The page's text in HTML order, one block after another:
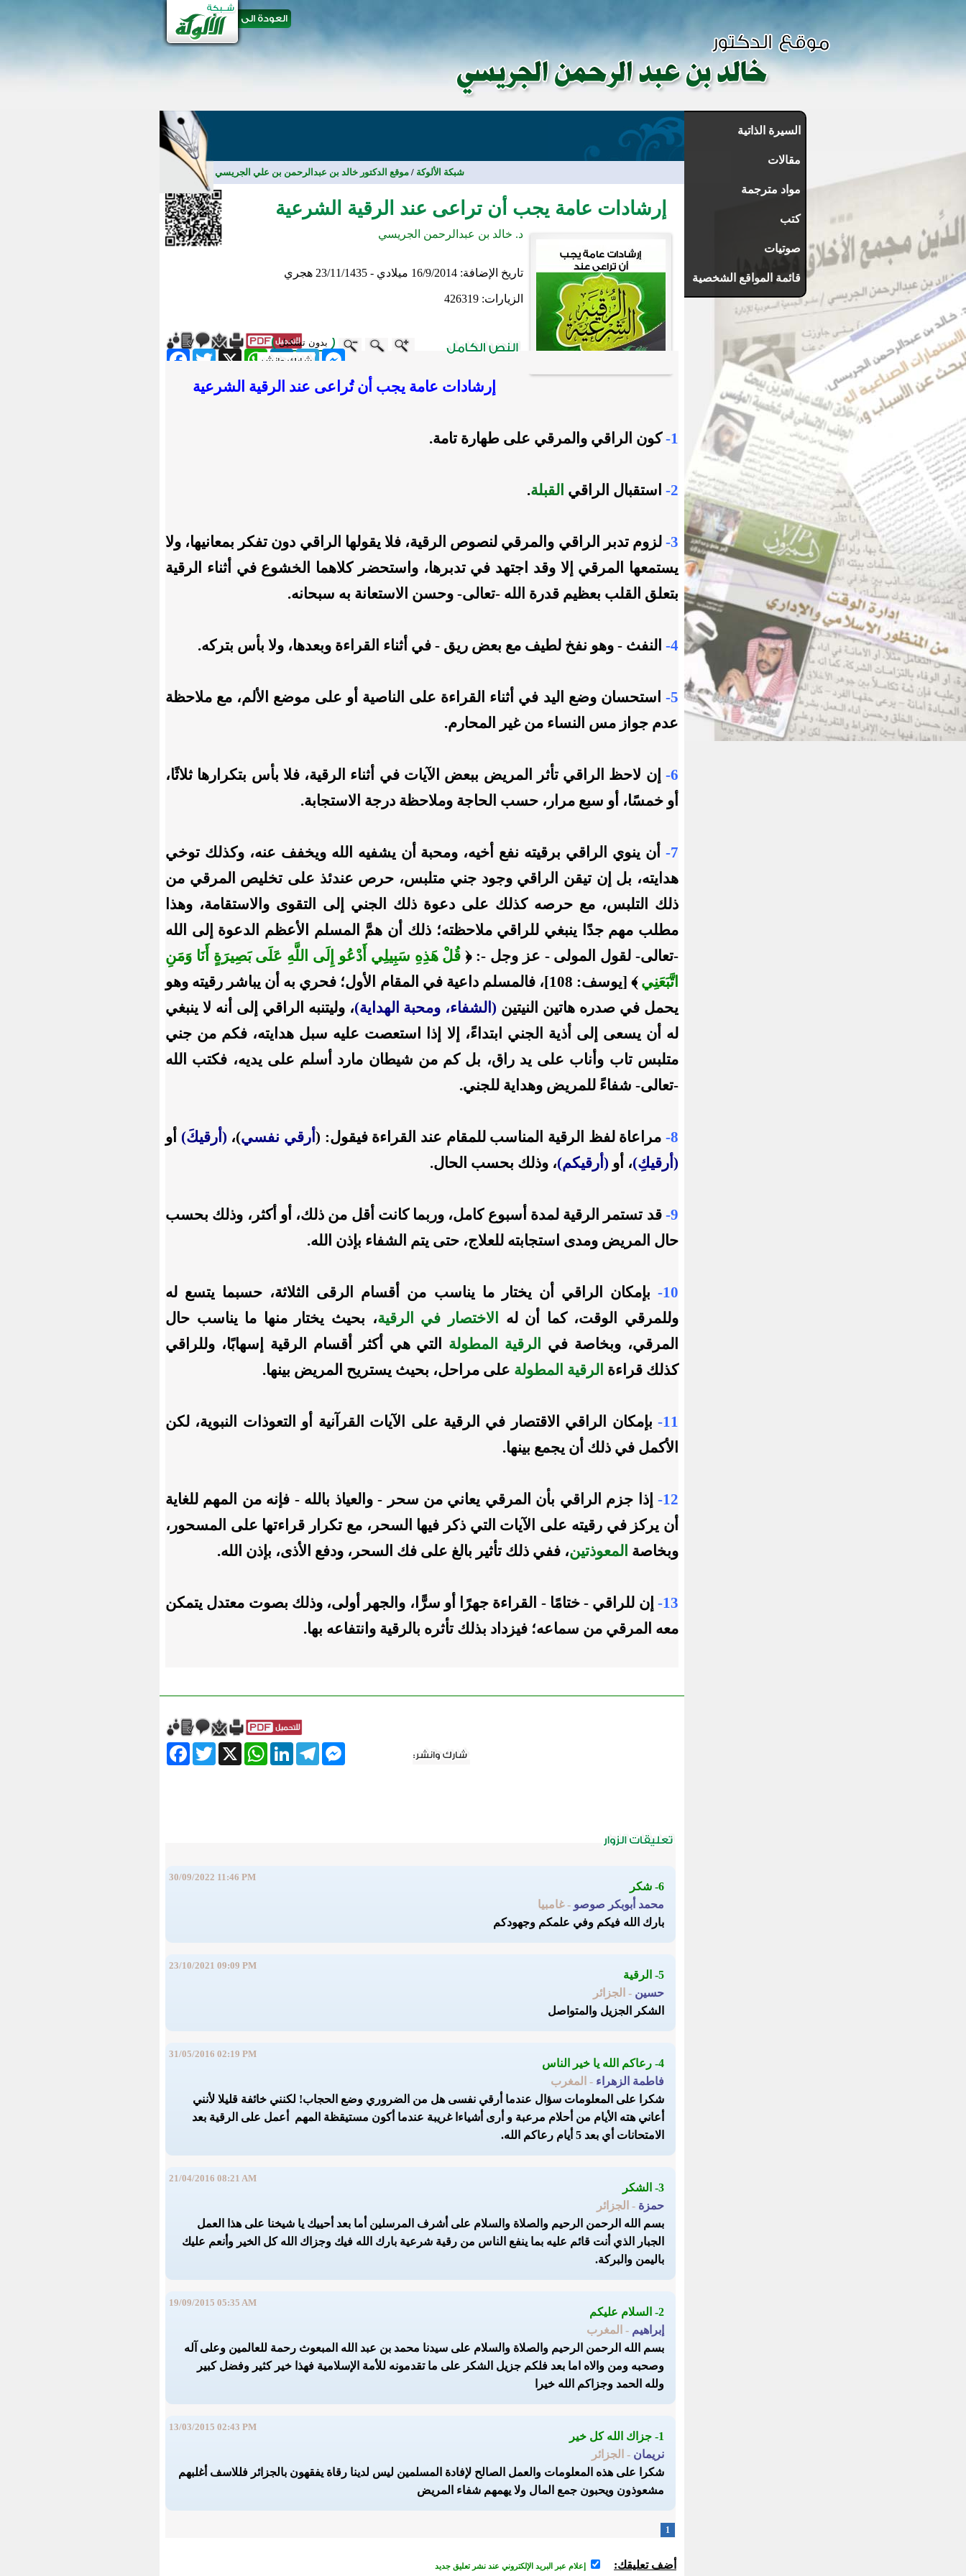
السيرة الذاتية
مقالات
مواد مترجمة
كتب
صوتيات
قائمة المواقع الشخصية
شبكة الألوكة / موقع الدكتور خالد بن عبدالرحمن بن علي الجريسي مقالات
إرشادات عامة يجب أن تراعى عند الرقية الشرعية
د. خالد بن عبدالرحمن الجريسي
تاريخ الإضافة: 16/9/2014 ميلادي - 23/11/1435 هجري
الزيارات: 426319
بدون تشكيل
FacebookTwitter X
WhatsAppLinkedIn
Telegram
Messenger
إرشادات عامة يجب أنتُراعى عند الرقية الشرعية
1- كون الراقي والمرقي على طهارة تامة.
2- استقبال الراقي القبلة.
3- لزوم تدبر الراقي والمرقي لنصوص الرقية، فلا يقولها الراقي دون تفكر بمعانيها، ولا
يستمعها المرقي إلا وقد اجتهد في تدبرها، واستحضر كلاهما الخشوع في أثناء الرقية
بتعلق القلب بعظيم قدرة الله -تعالى- وحسن الاستعانة به سبحانه.
4- النفث - وهو نفخ لطيف مع بعض ريق - في أثناء القراءة وبعدها، ولا بأس بتركه.
5-
استحسان وضع اليد في أثناء القراءة على الناصية أو على موضع الألم، مع ملاحظة
عدم جواز مس النساء من غير المحارم.
6-
إن لاحظ الراقي تأثر المريض ببعض الآيات في أثناء الرقية، فلا بأس بتكرارها ثلاثًا،
أو خمسًا، أو سبع مرار، حسب الحاجة وملاحظة درجة الاستجابة.
7-
أن ينوي الراقي برقيته نفع أخيه، ومحبة أن يشفيه الله ويخفف عنه، وكذلك توخي
هدايته، بل إن تيقن الراقي وجود جني متلبس، حرص عندئذ على تخليص المرقي من
ذلك التلبس، مع حرصه كذلك على دعوة ذلك الجني إلى التقوى والاستقامة، وهذا
مطلب مهم جدًا ينبغي للراقي ملاحظته؛ ذلك أن همَّ المسلم الأعظم الدعوة إلى الله
-تعالى- لقول المولى - عز وجل -: ﴿ قُلْ هَذِهِ سَبِيلِي أَدْعُو إِلَى اللَّهِ عَلَى بَصِيرَةٍ أَنَا وَمَنِ
اتَّبَعَنِي
﴾ [يوسف: 108]، فالمسلم داعية في المقام الأول؛ فحري به أن يباشر رقيته وهو
يحمل في صدره هاتين النيتين (الشفاء، ومحبة الهداية)، وليتنبه الراقي إلى أنه لا ينبغي
له أن يسعى إلى أذية الجني ابتداءً، إلا إذا استعصت عليه سبل هدايته، فكم من جني
متلبس تاب وأناب على يد راق، بل كم من شيطان مارد أسلم على يديه، فكتب الله
-تعالى- شفاءً للمريض وهداية للجني.
8- مراعاة لفظ الرقية المناسب للمقام عند القراءة فيقول: (أرقي نفسي)، (أرقيكَ) أو
(أرقيكِ)، أو (أرقيكم)، وذلك بحسب الحال.
9- قد تستمر الرقية لمدة أسبوع كامل، وربما كانت أقل من ذلك، أو أكثر، وذلك بحسب
حال المريض ومدى استجابته للعلاج، حتى يتم الشفاء بإذن الله.
10-
بإمكان الراقي أن يختار ما يناسب من أقسام الرقى الثلاثة، حسبما يتسع له
وللمرقي الوقت، كما أن له
الاختصار في الرقية، بحيث يختار منها ما يناسب حال
المرقي، وبخاصة في
الرقية المطولة التي هي أكثر أقسام الرقية إسهابًا، وللراقي
كذلك قراءة الرقية المطولة على مراحل، بحيث يستريح المريض بينها.
11-
بإمكان الراقي الاقتصار في الرقية على الآيات القرآنية أو التعوذات النبوية، لكن
الأكمل في ذلك أن يجمع بينها.
12-
إذا جزم الراقي بأن المرقي يعاني من سحر - والعياذ بالله - فإنه من المهم للغاية
أن يركز في رقيته على الآيات التي ذكر فيها السحر، مع تكرار قراءتها على المسحور،
وبخاصة المعوذتين، ففي ذلك تأثير بالغ على فك السحر، ودفع الأذى، بإذن الله.
13-
إن للراقي - ختامًا - القراءة جهرًا أو سرًّا، والجهر أولى، وذلك بصوت معتدل يتمكن
معه المرقي من سماعه؛ فيزداد بذلك تأثره بالرقية وانتفاعه بها.
FacebookTwitter X
WhatsAppLinkedInTelegram
Messenger
6- شكر
محمد أبوبكر صوصو - غامبيا
30/09/2022 11:46 PM
بارك الله فيكم وفي علمكم وجهودكم
5- الرقية
حسين - الجزائر
23/10/2021 09:09 PM
الشكر الجزيل والمتواصل
4- رعاكم الله يا خير الناس
فاطمة الزهراء - المغرب
31/05/2016 02:19 PM
شكرا على المعلومات سؤال عندما أرقي نفسى هل من الضروري وضع الحجاب! لكنني خائفة قليلا لأنني
أعاني هته الأيام من أحلام مرعبة و أرى أشياءا غريبة عندما أكون مستيقظة المهم أعمل على الرقية بعد
الامتحانات أي بعد 5 أيام رعاكم الله.
3- الشكر
حمزة - الجزائر
21/04/2016 08:21 AM
بسم الله الرحمن الرحيم والصلاة والسلام على أشرف المرسلين أما بعد أحييك يا شيخنا على هذا العمل
الجبار الذي أنت قائم عليه بما ينفع الناس من رقية شرعية بارك الله فيك وجزاك الله كل الخير وأنعم عليك
باليمن والبركة.
2- السلام عليكم
إبراهيم - المغرب
19/09/2015 05:35 AM
بسم الله الرحمن الرحيم والصلاة والسلام على سيدنا محمد بن عبد الله المبعوث رحمة للعالمين وعلى آله
وصحبه ومن والاه اما بعد فلكم جزيل الشكر على ما تقدمونه للأمة الإسلامية فهذا خير كثير وفضل كبير
ولله الحمد وجزاكم الله خيرا
1- جزاك الله كل خير
نريمان - الجزائر
13/03/2015 02:43 PM
شكرا على هذه المعلومات والعمل الصالح لإفادة المسلمين ليس لدينا رقاة يفقهون بالجزائر فللاسف أغلبهم
مشعوذون ويحبون جمع المال ولا يهمهم شفاء المريض
1
أضف تعليقك: إعلام عبر البريد الإلكتروني عند نشر تعليق جديد